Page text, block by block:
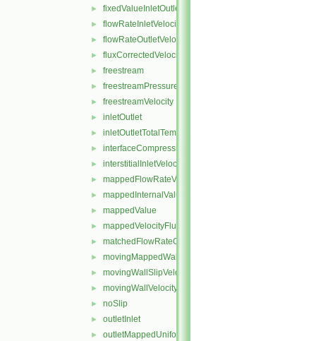
► fixedValueInletOutlet
► flowRateInletVelocity
► flowRateOutletVelocity
► fluxCorrectedVelocity
► freestream
► freestreamPressure
► freestreamVelocity
► inletOutlet
► inletOutletTotalTemperature
► interfaceCompression
► interstitialInletVelocity
► mappedFlowRateVelocity
► mappedInternalValue
► mappedValue
► mappedVelocityFlux
► matchedFlowRateOutletVelocity
► movingMappedWallVelocity
► movingWallSlipVelocity
► movingWallVelocity
► noSlip
► outletInlet
► outletMappedUniformInlet